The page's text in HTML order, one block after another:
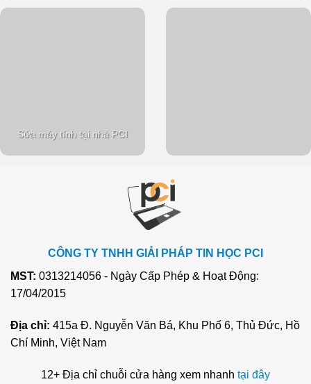
Sửa máy tính tại nhà PCI
CÔNG TY TNHH GIẢI PHÁP TIN HỌC PCI
MST: 0313214056 - Ngày Cấp Phép & Hoạt Động:
17/04/2015
Địa chỉ: 415a Đ. Nguyễn Văn Bá, Khu Phố 6, Thủ Đức, Hồ
Chí Minh, Việt Nam
12+ Địa chỉ chuỗi cửa hàng xem nhanh tại đây